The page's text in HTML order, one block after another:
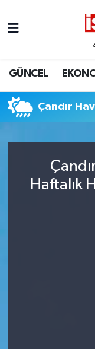
GÜNCEL
Çandır
Haftalık
EKONOMİ
İSTANBUL
SPOR
BİLİM VE
Nöbetçi
Hava Durumu
Trafik
Tüm